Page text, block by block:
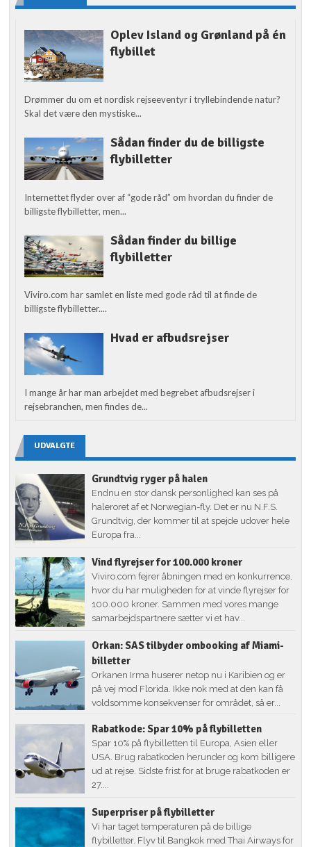
Oplev Island og Grønland på én
flybillet
Drømmer du om et nordisk rejseeventyr i tryllebindende natur?
Skal det være den mystiske...
Sådan finder du de billigste
flybilletter
Internettet flyder over af “gode råd” om hvordan du finder de
billigste flybilletter, men...
Sådan finder du billige
flybilletter
Viviro.com har samlet en liste med gode råd til at finde de
billigste flybilletter....
Hvad er afbudsrejser
I mange år har man arbejdet med begrebet afbudsrejser i
rejsebranchen, men findes de...
UDVALGTE
Grundtvig ryger på halen
Endnu en stor dansk personlighed kan ses på
haleroret af et Norwegian-fly. Det er nu N.F.S.
Grundtvig, der kommer til at spejde udover hele
Europa fra...
Vind flyrejser for 100.000 kroner
Viviro.com fejrer åbningen med en konkurrence,
hvor du har muligheden for at vinde flyrejser for
100.000 kroner. Sammen med vores mange
samarbejdspartnere sætter vi et hav...
Orkan: SAS tilbyder ombooking af Miami-
billetter
Orkanen Irma huserer netop nu i Karibien og er
på vej mod Florida. Ikke nok med at den kan få
voldsomme konsekvenser for området, så er...
Rabatkode: Spar 10% på flybilletten
Spar 10% på flybilletten til Europa, Asien eller
USA. Brug rabatkoden herunder og kom billigere
ud at rejse. Sidste frist for at bruge rabatkoden er
27....
Superpriser på flybilletter
Vi har taget temperaturen på de billige
flybilletter. Flyv til Bangkok med Thai Airways for